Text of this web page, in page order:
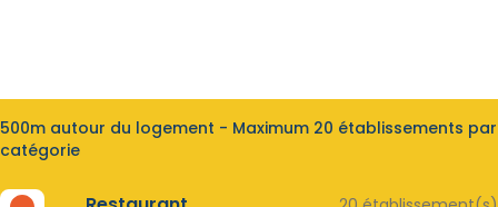
500m autour du logement - Maximum 20 établissements par
catégorie